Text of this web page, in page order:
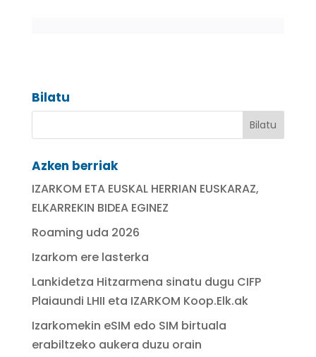
Bilatu
Azken berriak
IZARKOM ETA EUSKAL HERRIAN EUSKARAZ,
ELKARREKIN BIDEA EGINEZ
Roaming uda 2026
Izarkom ere lasterka
Lankidetza Hitzarmena sinatu dugu CIFP
Plaiaundi LHII eta IZARKOM Koop.Elk.ak
Izarkomekin eSIM edo SIM birtuala
erabiltzeko aukera duzu orain